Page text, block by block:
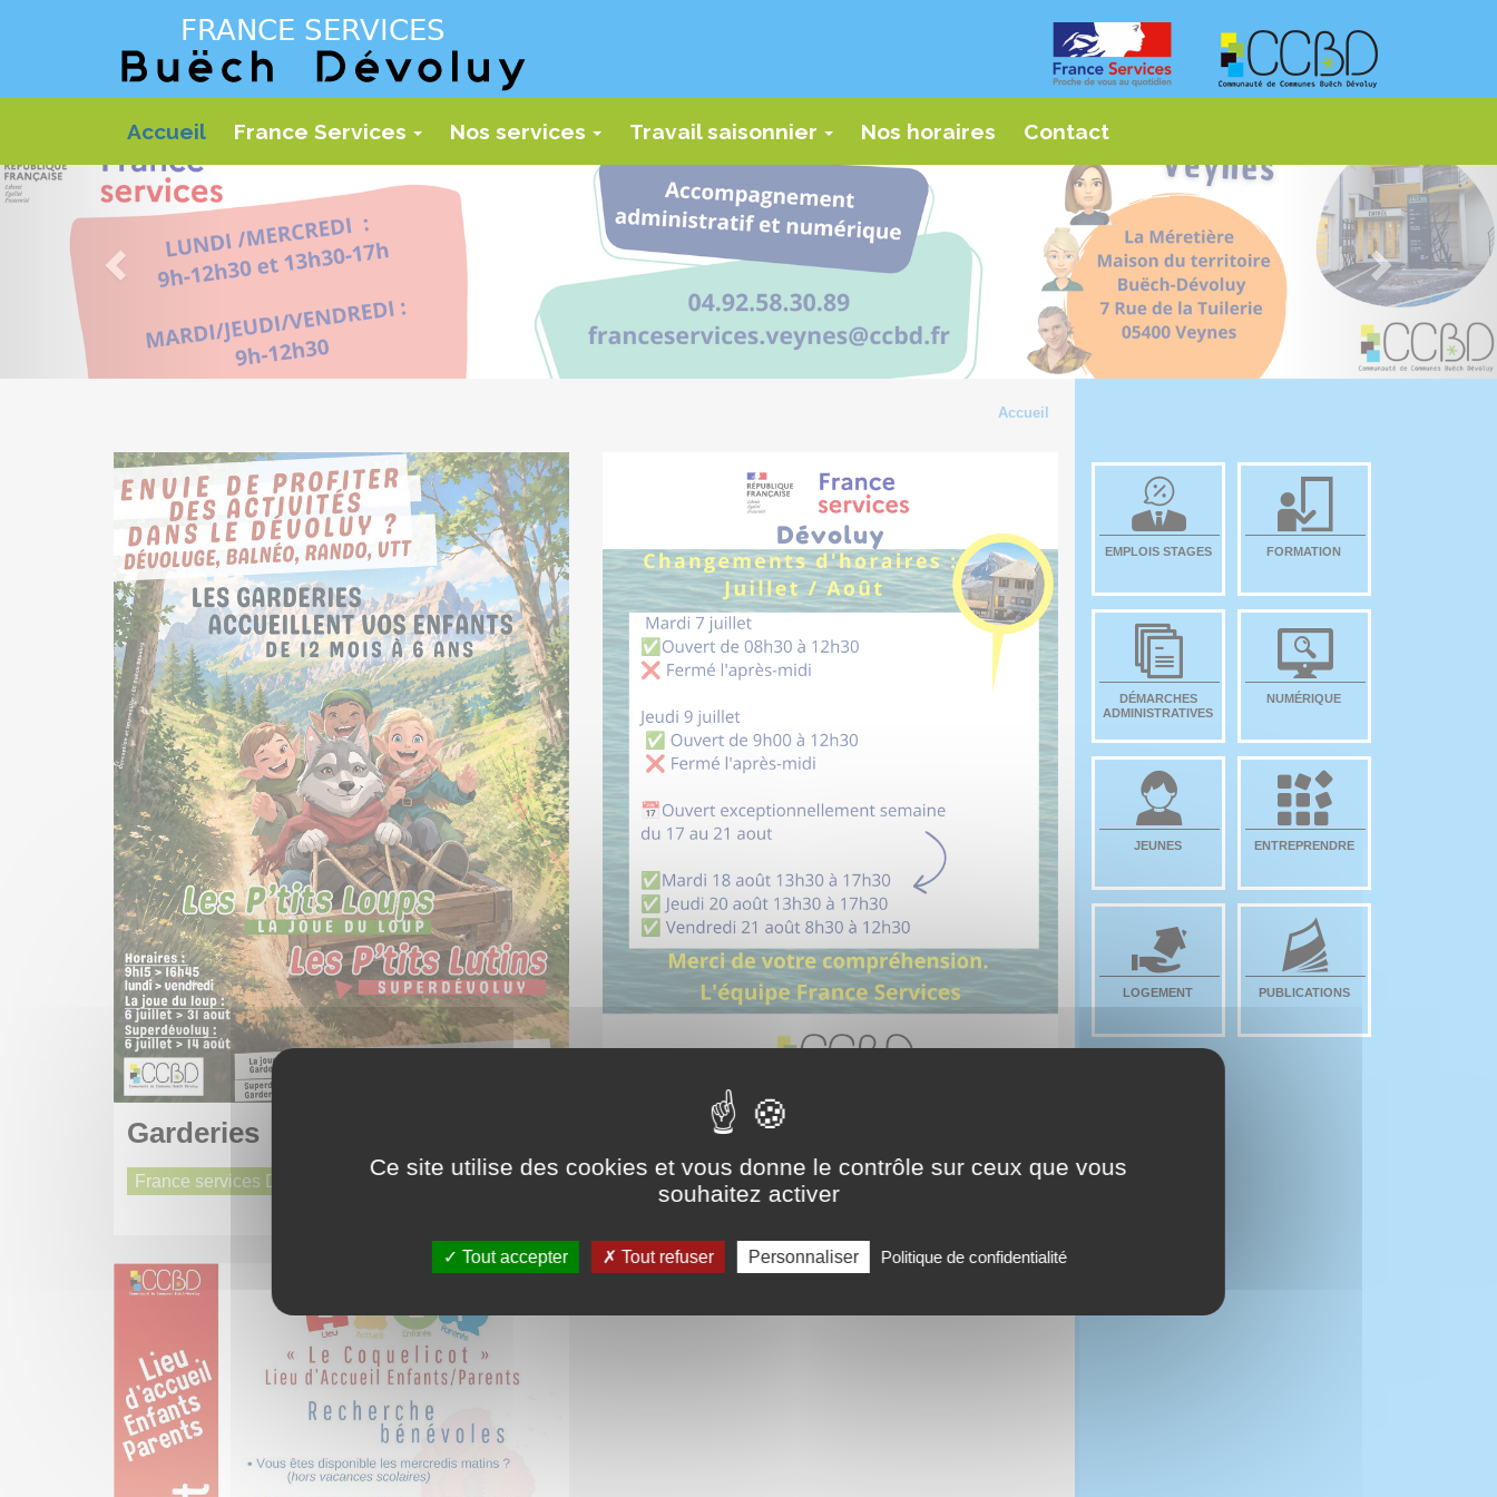
Accueil
Garderies
France services Dévoluy
Fermetures été 2026
France services Dévoluy
EMPLOIS STAGES FORMATION
DÉMARCHES
ADMINISTRATIVES
NUMÉRIQUE
JEUNES ENTREPRENDRE
LOGEMENT PUBLICATIONS
Accueil France Services Nos services Travail saisonnier Nos horaires Contact
Ce site utilise des cookies et vous donne le contrôle sur ceux que vous
souhaitez activer
Tout accepter Tout refuser Personnaliser Politique de confidentialité